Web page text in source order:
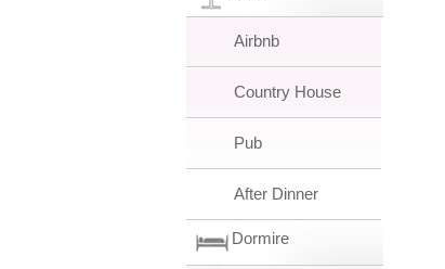
Airbnb
Country House
Pub
After Dinner
Dormire